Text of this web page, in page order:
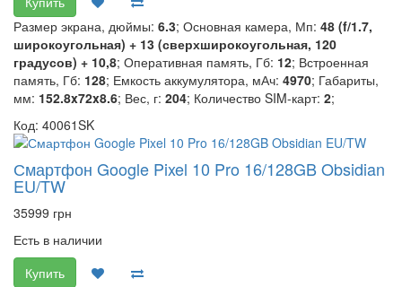
Размер экрана, дюймы: 6.3; Основная камера, Мп: 48 (f/1.7,
широкоугольная) + 13 (сверхширокоугольная, 120
градусов) + 10,8; Оперативная память, Гб: 12; Встроенная
память, Гб: 128; Емкость аккумулятора, мАч: 4970; Габариты,
мм: 152.8x72x8.6; Вес, г: 204; Количество SIM-карт: 2;
Код: 40061SK
Смартфон Google Pixel 10 Pro 16/128GB Obsidian
EU/TW
35999 грн
Есть в наличии
Купить